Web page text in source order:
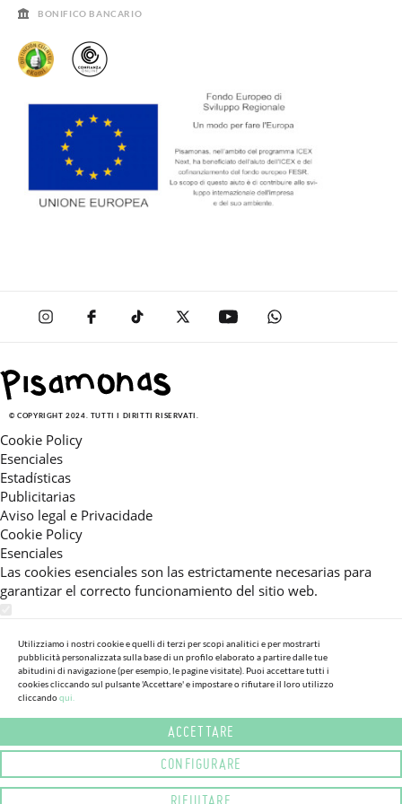
BONIFICO BANCARIO
© COPYRIGHT 2024. TUTTI I DIRITTI RISERVATI.
Cookie Policy
Esenciales
Estadísticas
Publicitarias
Aviso legal e Privacidade
Cookie Policy
Esenciales
Las cookies esenciales son las estrictamente necesarias para
garantizar el correcto funcionamiento del sitio web.
Estas cookies nos permiten ofrecerle una experiencia en el sitio
adaptada a su navegación (recomendaciones de producto
personalizadas, énfasis en categorías frecuentemente
consultadas, etc).Al activar esta cookie, nos ayuda a mejorar aún
más su experiencia.
Publicitarias
Estas cookies permiten a nuestros socios publicitarios enviarle
mensajes específicos y personalizados.
Utilizziamo i nostri cookie e quelli di terzi per scopi analitici e per mostrarti
pubblicità personalizzata sulla base di un profilo elaborato a partire dalle tue
abitudini di navigazione (per esempio, le pagine visitate). Puoi accettare tutti i
cookies cliccando sul pulsante 'Accettare' e impostare o rifiutare il loro utilizzo
cliccandoqui.
ACCETTARE
CONFIGURARE
RIFIUTARE